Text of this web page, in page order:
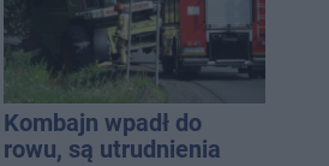
Kombajn wpadł do
rowu, są utrudnienia